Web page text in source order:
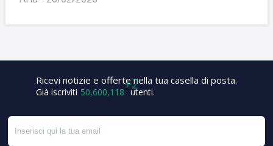
Ricevi notizie e offerte nella tua casella di posta.
Già iscriviti 50,600,120 utenti.
+4